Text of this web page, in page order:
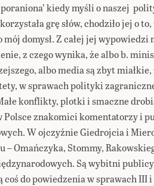
kiedy myśli o naszej
grę słów, chodziło jej o
mój domysł. Z całej jej wypowiedzi
z czego wynika, że albo b.
albo media są zbyt
w sprawach polityki
konflikty, plotki i smaczne
Polsce znakomici komentatorzy i
W ojczyźnie Giedrojcia i
– Omańczyka, Stommy,
Są wybitni
do powiedzenia w sprawach III i